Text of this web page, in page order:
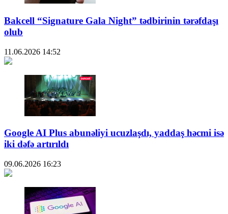
Bakcell “Signature Gala Night” tədbirinin tərəfdaşı
olub
11.06.2026 14:52
Google AI Plus abunəliyi ucuzlaşdı, yaddaş həcmi isə
iki dəfə artırıldı
09.06.2026 16:23